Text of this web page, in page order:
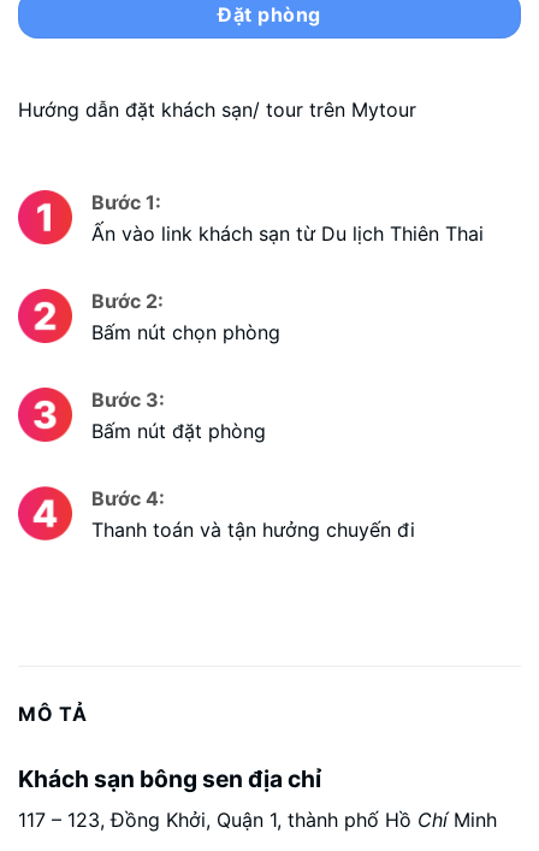
Đặt phòng
Hướng dẫn đặt khách sạn/ tour trên Mytour
Bước 1:
Ấn vào link khách sạn từ Du lịch Thiên Thai
Bước 2:
Bấm nút chọn phòng
Bước 3:
Bấm nút đặt phòng
Bước 4:
Thanh toán và tận hưởng chuyến đi
MÔ TẢ
Khách sạn bông sen địa chỉ
117 – 123, Đồng Khởi, Quận 1, thành phố Hồ ChíMinh